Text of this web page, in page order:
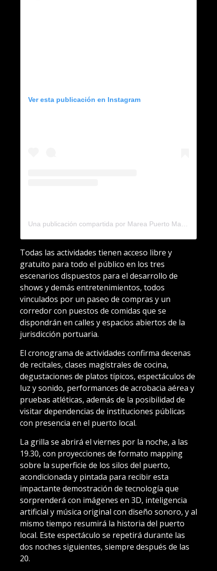
Ver esta publicación en Instagram
Todas las actividades tienen acceso libre y
gratuito para todo el público en los tres
escenarios dispuestos para el desarrollo de
shows y demás entretenimientos, todos
vinculados por un paseo de compras y un
corredor con puestos de comidas que se
dispondrán en calles y espacios abiertos de la
jurisdicción portuaria.
El cronograma de actividades confirma decenas
de recitales, clases magistrales de cocina,
degustaciones de platos típicos, espectáculos de
luz y sonido, performances de acrobacia aérea y
pruebas atléticas, además de la posibilidad de
visitar dependencias de instituciones públicas
con presencia en el puerto local.
La grilla se abrirá el viernes por la noche, a las
19.30, con proyecciones de formato mapping
sobre la superficie de los silos del puerto,
acondicionada y pintada para recibir esta
impactante demostración de tecnología que
sorprenderá con imágenes en 3D, inteligencia
artificial y música original con diseño sonoro, y al
mismo tiempo resumirá la historia del puerto
local. Este espectáculo se repetirá durante las
dos noches siguientes, siempre después de las
20.